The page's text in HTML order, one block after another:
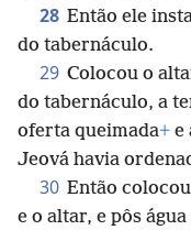
28 Então ele
do tabernáculo.
29 Colocou o
do tabernáculo, a
oferta queimada+ e
Jeová havia
30 Então
e o altar, e pôs